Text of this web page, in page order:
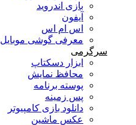
بازی اندروید
آیفون
اس ام اس
معرفی گوشی موبایل
سرگرمی
ابزار دسکتاپ
محافظ نمایش
پوسته برنامه
پس زمینه
دانلود بازی کامپیوتر
عکس ماشین